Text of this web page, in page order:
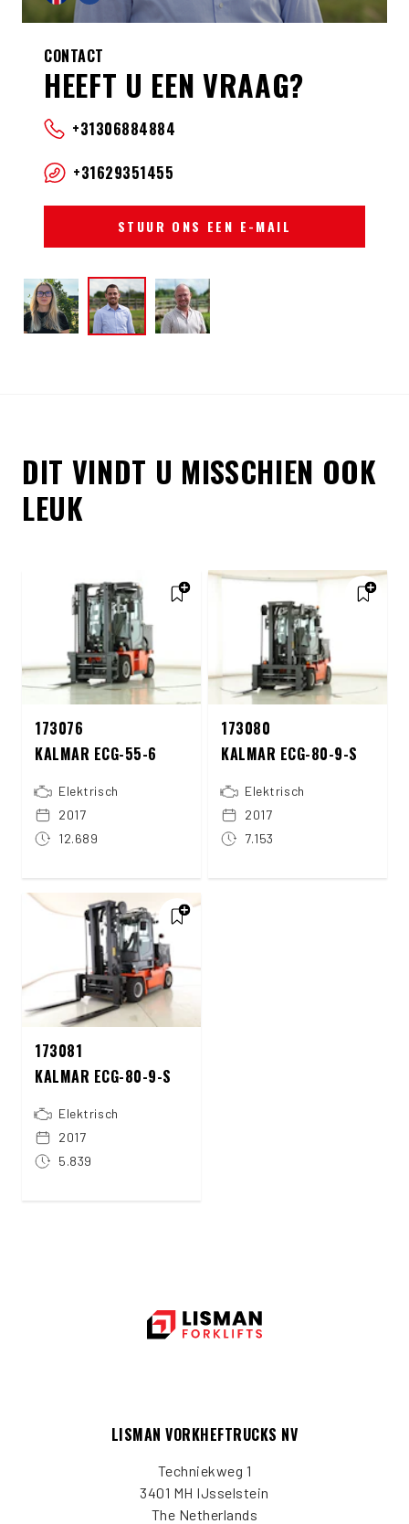
CONTACT
HEEFT U EEN VRAAG?
+31306884884
+31629351455
STUUR ONS EEN E-MAIL
DIT VINDT U MISSCHIEN OOK
LEUK
173076
KALMAR ECG-55-6
Elektrisch
2017
12.689
173080
KALMAR ECG-80-9-S
Elektrisch
2017
7.153
173081
KALMAR ECG-80-9-S
Elektrisch
2017
5.839
LISMAN VORKHEFTRUCKS NV
Techniekweg 1
3401 MH IJsselstein
The Netherlands